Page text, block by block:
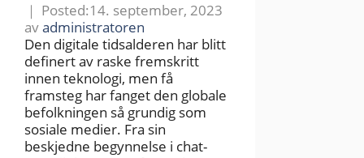
14. september, 2023
avadministratoren
Den digitale tidsalderen har blitt
definert av raske fremskritt
innen teknologi, men få
framsteg har fanget den globale
befolkningen så grundig som
sosiale medier. Fra sin
beskjedne begynnelse i chat-